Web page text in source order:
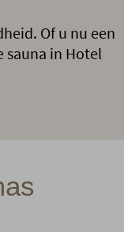
Of u nu een
sauna in Hotel